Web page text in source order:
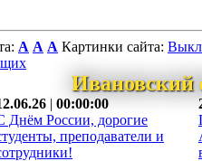
A A A Картинки сайта: Выкл
| 00:00:00
Днём России, дорогие
преподаватели и